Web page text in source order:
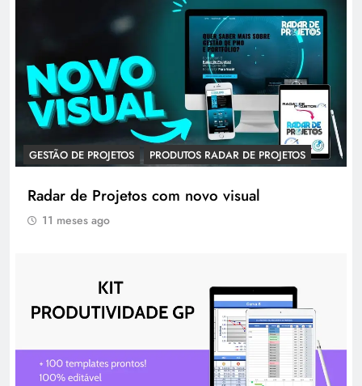
GESTÃO DE PROJETOS PRODUTOS RADAR DE PROJETOS
Radar de Projetos com novo visual
11 meses ago